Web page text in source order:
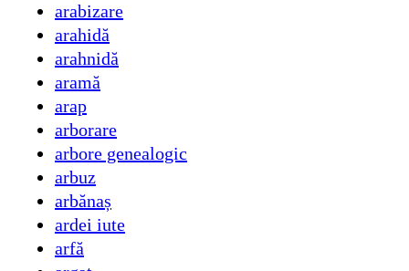
arabizare
arahidă
arahnidă
aramă
arap
arborare
arbore genealogic
arbuz
arbănaș
ardei iute
arfă